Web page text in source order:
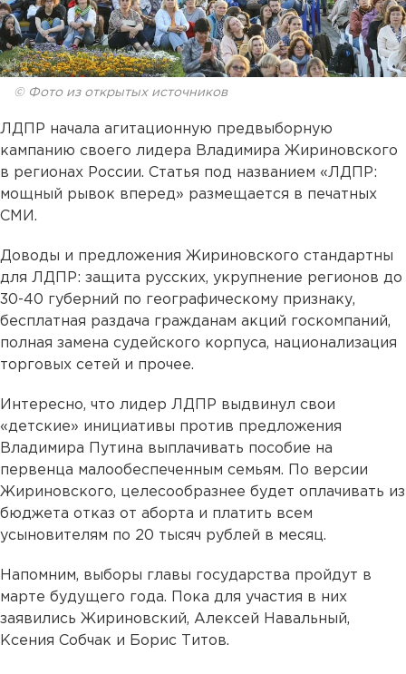
© Фото из открытых источников
ЛДПР начала агитационную предвыборную
кампанию своего лидера Владимира Жириновского
в регионах России. Статья под названием «ЛДПР:
мощный рывок вперед» размещается в печатных
СМИ.
Доводы и предложения Жириновского стандартны
для ЛДПР: защита русских, укрупнение регионов до
30-40 губерний по географическому признаку,
бесплатная раздача гражданам акций госкомпаний,
полная замена судейского корпуса, национализация
торговых сетей и прочее.
Интересно, что лидер ЛДПР выдвинул свои
«детские» инициативы против предложения
Владимира Путина выплачивать пособие на
первенца малообеспеченным семьям. По версии
Жириновского, целесообразнее будет оплачивать из
бюджета отказ от аборта и платить всем
усыновителям по 20 тысяч рублей в месяц.
Напомним, выборы главы государства пройдут в
марте будущего года. Пока для участия в них
заявились Жириновский, Алексей Навальный,
Ксения Собчак и Борис Титов.